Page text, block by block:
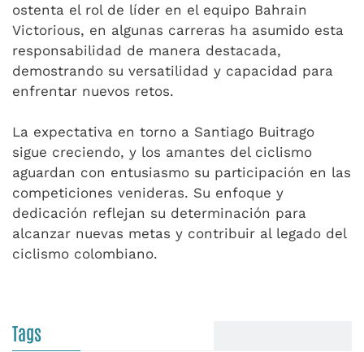
ostenta el rol de líder en el equipo Bahrain
Victorious, en algunas carreras ha asumido esta
responsabilidad de manera destacada,
demostrando su versatilidad y capacidad para
enfrentar nuevos retos.
La expectativa en torno a Santiago Buitrago
sigue creciendo, y los amantes del ciclismo
aguardan con entusiasmo su participación en las
competiciones venideras. Su enfoque y
dedicación reflejan su determinación para
alcanzar nuevas metas y contribuir al legado del
ciclismo colombiano.
Tags